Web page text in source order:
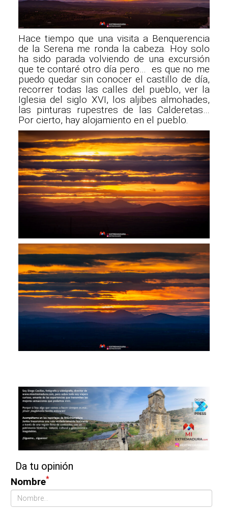
Hace tiempo que una visita a Benquerencia
de la Serena me ronda la cabeza. Hoy solo
ha sido parada volviendo de una excursión
que te contaré otro día pero… es que no me
puedo quedar sin conocer el castillo de día,
recorrer todas las calles del pueblo, ver la
Iglesia del siglo XVI, los aljibes almohades,
las pinturas rupestres de las Calderetas…
Por cierto, hay alojamiento en el pueblo.
Da tu opinión
Nombre*